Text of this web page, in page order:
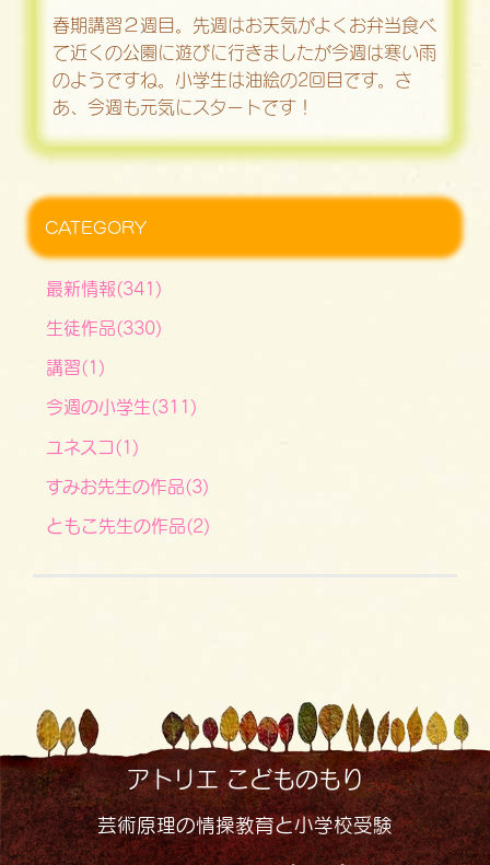
春期講習２週目。先週はお天気がよくお弁当食べ
て近くの公園に遊びに行きましたが今週は寒い雨
のようですね。小学生は油絵の2回目です。さ
あ、今週も元気にスタートです！
CATEGORY
最新情報(341)
生徒作品(330)
講習(1)
今週の小学生(311)
ユネスコ(1)
すみお先生の作品(3)
ともこ先生の作品(2)
アトリエ こどものもり
芸術原理の情操教育と小学校受験